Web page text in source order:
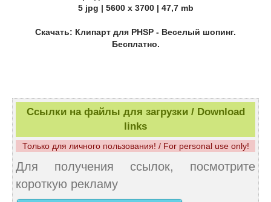
5 jpg | 5600 x 3700 | 47,7 mb
Скачать: Клипарт для PHSP - Веселый шопинг.
Бесплатно.
Ссылки на файлы для загрузки / Download
links
Только для личного пользования! / For personal use only!
Для получения ссылок, посмотрите
короткую рекламу